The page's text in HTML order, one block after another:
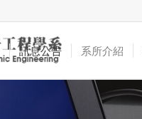
訊息公告 系所介紹